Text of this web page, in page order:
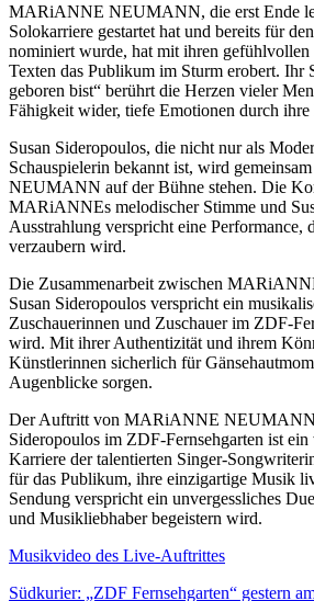
MARiANNE NEUMANN, die erst Ende
Solokarriere gestartet hat und bereits für
nominiert wurde, hat mit ihren gefühlvollen
Texten das Publikum im Sturm erobert. Ihr
geboren bist“ berührt die Herzen vieler
Fähigkeit wider, tiefe Emotionen durch
Susan Sideropoulos, die nicht nur als
Schauspielerin bekannt ist, wird
NEUMANN auf der Bühne stehen. Die
MARiANNEs melodischer Stimme und
Ausstrahlung verspricht eine Performance,
verzaubern wird.
Die Zusammenarbeit zwischen
Susan Sideropoulos verspricht ein
Zuschauerinnen und Zuschauer im ZDF-
wird. Mit ihrer Authentizität und ihrem
Künstlerinnen sicherlich für
Augenblicke sorgen.
Der Auftritt von MARiANNE NEUMANN
Sideropoulos im ZDF-Fernsehgarten ist
Karriere der talentierten Singer-
für das Publikum, ihre einzigartige Musik
Sendung verspricht ein unvergessliches
und Musikliebhaber begeistern wird.
Musikvideo des Live-Auftrittes
Südkurier: „ZDF Fernsehgarten“ gestern